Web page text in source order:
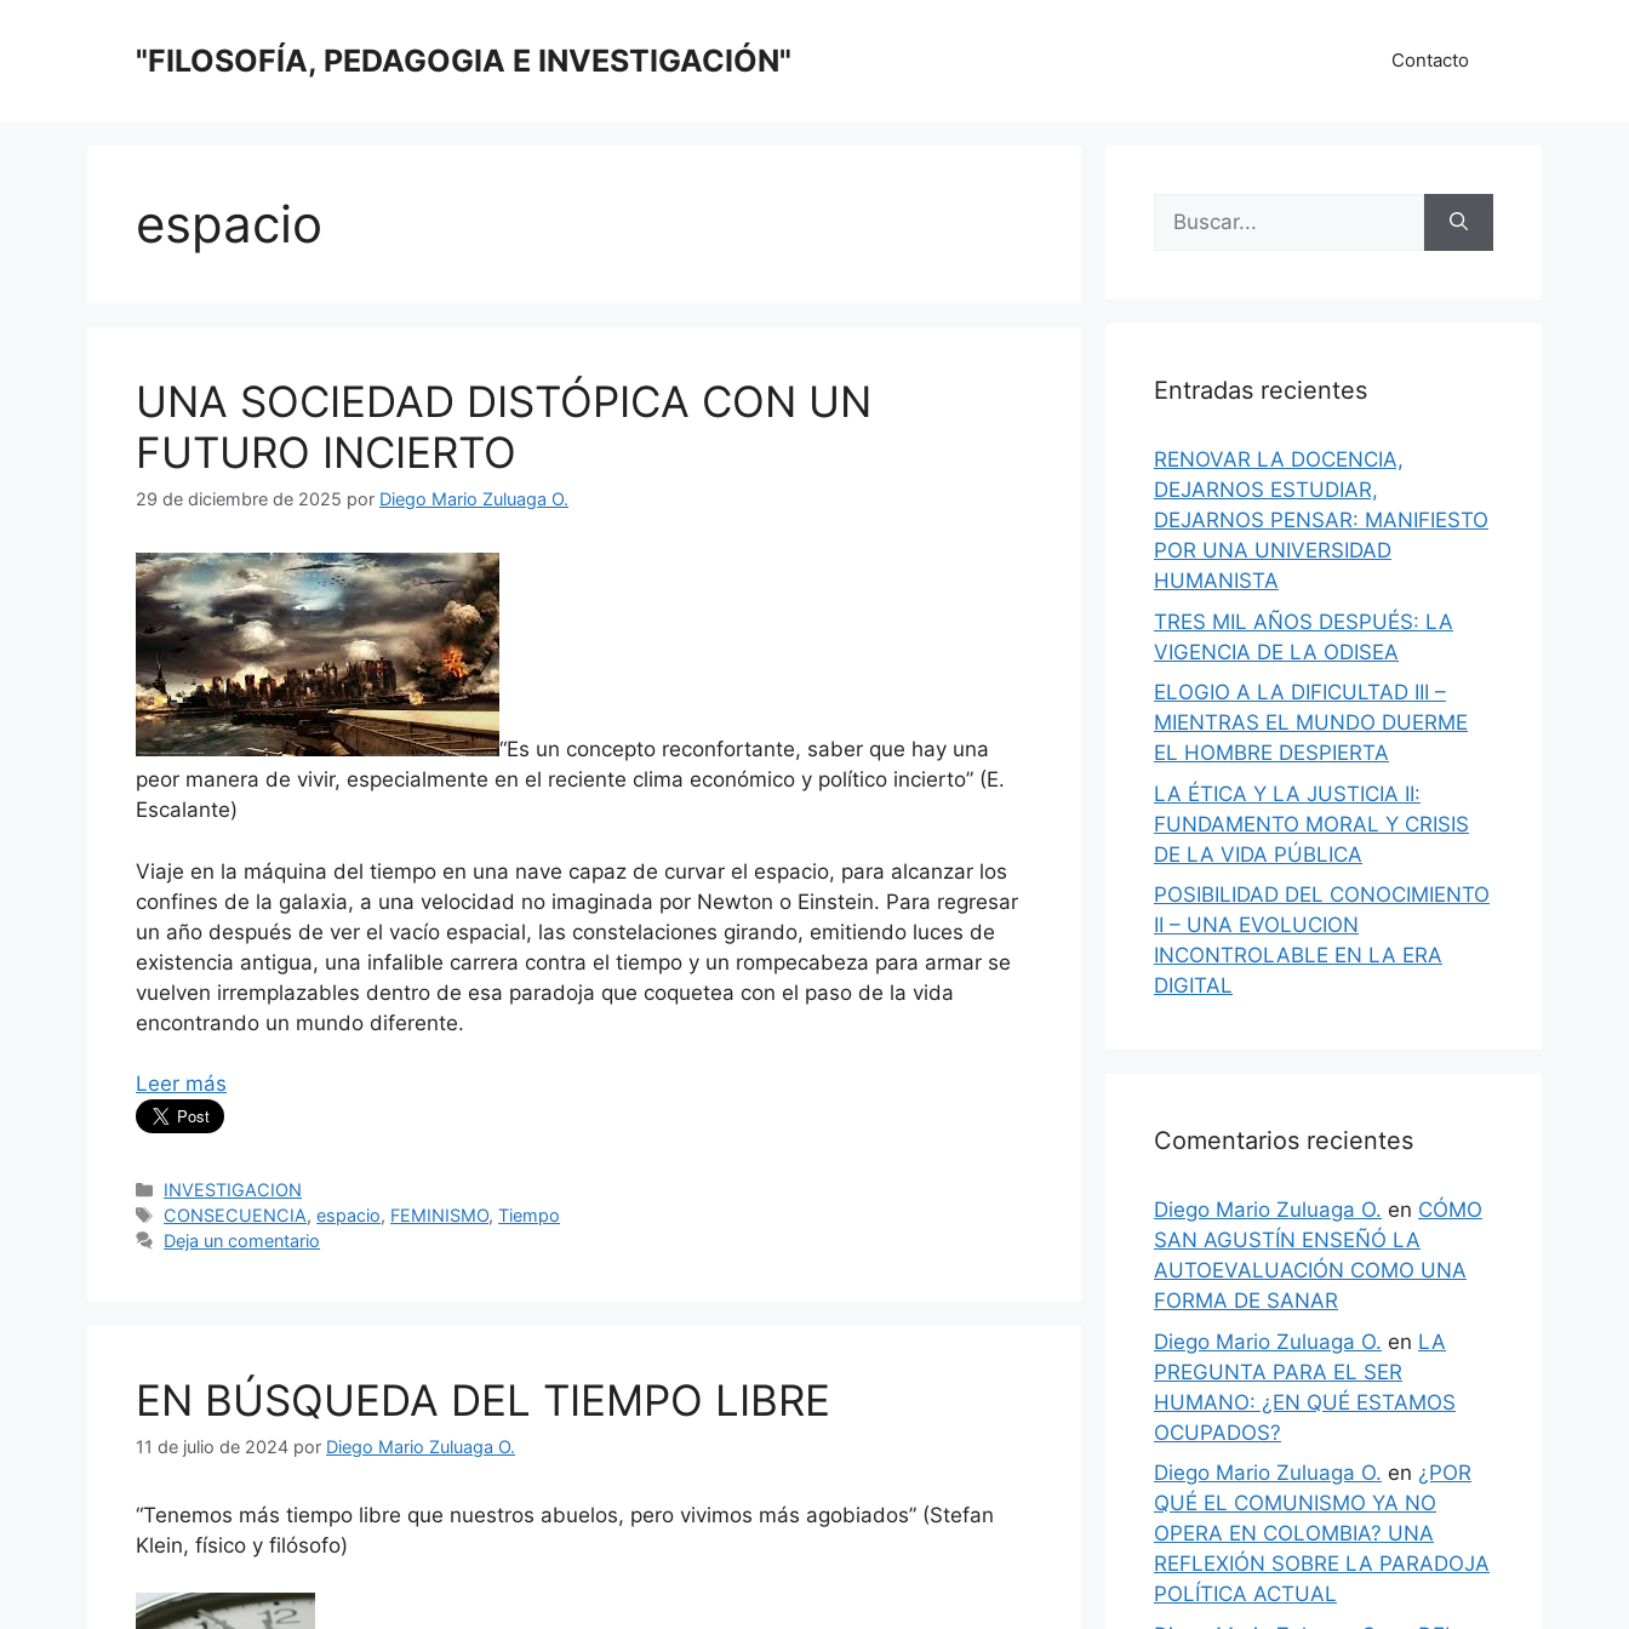
"FILOSOFÍA, PEDAGOGIA E INVESTIGACIÓN" Contacto
espacio
UNA SOCIEDAD DISTÓPICA CON UN
FUTURO INCIERTO
29 de diciembre de 2025 por Diego Mario Zuluaga O.
“Es un concepto reconfortante, saber que hay una
peor manera de vivir, especialmente en el reciente clima económico y político incierto” (E.
Escalante)
Viaje en la máquina del tiempo en una nave capaz de curvar el espacio, para alcanzar los
confines de la galaxia, a una velocidad no imaginada por Newton o Einstein. Para regresar
un año después de ver el vacío espacial, las constelaciones girando, emitiendo luces de
existencia antigua, una infalible carrera contra el tiempo y un rompecabeza para armar se
vuelven irremplazables dentro de esa paradoja que coquetea con el paso de la vida
encontrando un mundo diferente.
Leer más
Categorías
INVESTIGACION
Etiquetas
CONSECUENCIA,espacio, FEMINISMO,Tiempo
Deja un comentario
EN BÚSQUEDA DEL TIEMPO LIBRE
11 de julio de 2024 por Diego Mario Zuluaga O.
“Tenemos más tiempo libre que nuestros abuelos, pero vivimos más agobiados” (Stefan
Klein, físico y filósofo)
Buscar:
Entradas recientes
RENOVAR LA DOCENCIA,
DEJARNOS ESTUDIAR,
DEJARNOS PENSAR: MANIFIESTO
POR UNA UNIVERSIDAD
HUMANISTA
TRES MIL AÑOS DESPUÉS: LA
VIGENCIA DE LA ODISEA
ELOGIO A LA DIFICULTAD III –
MIENTRAS EL MUNDO DUERME
EL HOMBRE DESPIERTA
LA ÉTICA Y LA JUSTICIA II:
FUNDAMENTO MORAL Y CRISIS
DE LA VIDA PÚBLICA
POSIBILIDAD DEL CONOCIMIENTO
II – UNA EVOLUCION
INCONTROLABLE EN LA ERA
DIGITAL
Comentarios recientes
Diego Mario Zuluaga O. en CÓMO
SAN AGUSTÍN ENSEÑÓ LA
AUTOEVALUACIÓN COMO UNA
FORMA DE SANAR
Diego Mario Zuluaga O. en LA
PREGUNTA PARA EL SER
HUMANO: ¿EN QUÉ ESTAMOS
OCUPADOS?
Diego Mario Zuluaga O. en ¿POR
QUÉ EL COMUNISMO YA NO
OPERA EN COLOMBIA? UNA
REFLEXIÓN SOBRE LA PARADOJA
POLÍTICA ACTUAL